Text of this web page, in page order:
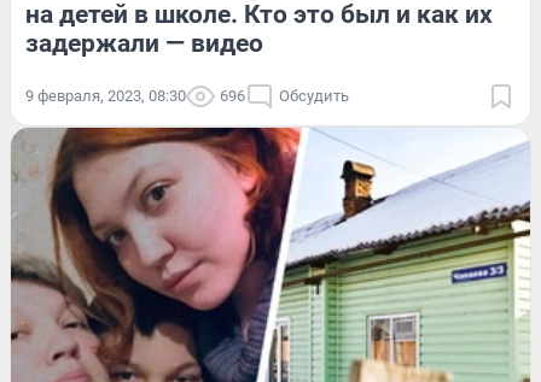
на детей в школе. Кто это был и как их
задержали — видео
9 февраля, 2023, 08:30 696 Обсудить